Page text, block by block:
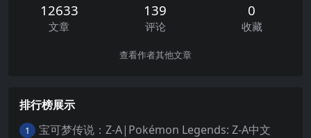
12633
文章
139
评论
0
收藏
查看作者其他文章
排行榜展示
1 宝可梦传说：Z-A|Pokémon Legends: Z-A中文